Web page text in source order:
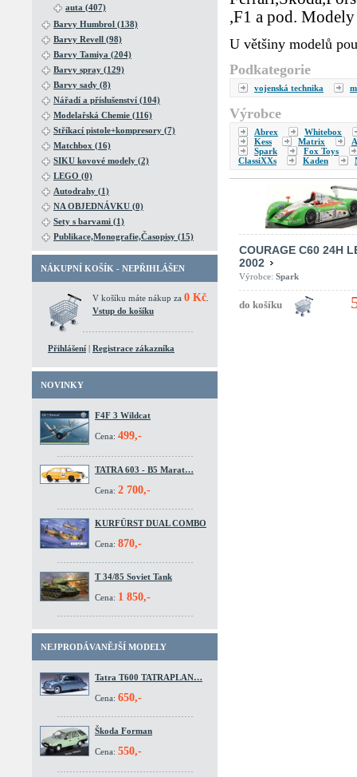
auta (407)
Barvy Humbrol (138)
Barvy Revell (98)
Barvy Tamiya (204)
Barvy spray (129)
Barvy sady (8)
Nářadí a příslušenství (104)
Modelařská Chemie (116)
Stříkací pistole+kompresory (7)
Matchbox (16)
SIKU kovové modely (2)
LEGO (0)
Autodrahy (1)
NA OBJEDNÁVKU (0)
Sety s barvami (1)
Publikace,Monografie,Časopisy (15)
NÁKUPNÍ KOŠÍK - NEPŘIHLÁŠEN
V košíku máte nákup za 0 Kč
Vstup do košíku
Přihlášení | Registrace zákazníka
NOVINKY
F4F 3 Wildcat
Cena: 499,-
TATRA 603 - B5 Marat…
Cena: 2 700,-
KURFÜRST DUAL COMBO
Cena: 870,-
T 34/85 Soviet Tank
Cena: 1 850,-
NEJPRODÁVANĚJŠÍ MODELY
Tatra T600 TATRAPLAN…
Cena: 650,-
Škoda Forman
Cena: 550,-
,F1 a pod.
U většiny modelů
Podkategorie
vojenská technika
Výrobce
Abrex
Whitebox
Kess
Matrix
Spark
Fox Toys
ClassiXXs
Kaden
COURAGE C60 24H
2002
Výrobce: Spark